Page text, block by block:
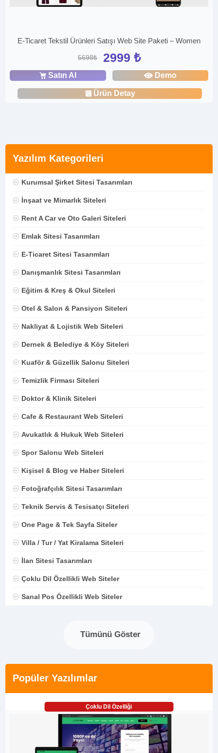
Yazılım Kategorileri
Kurumsal Şirket Sitesi Tasarımları
İnşaat ve Mimarlık Siteleri
Rent A Car ve Oto Galeri Siteleri
Emlak Sitesi Tasarımları
E-Ticaret Sitesi Tasarımları
Danışmanlık Sitesi Tasarımları
Eğitim & Kreş & Okul Siteleri
Otel & Salon & Pansiyon Siteleri
Nakliyat & Lojistik Web Siteleri
Dernek & Belediye & Köy Siteleri
Kuaför & Güzellik Salonu Siteleri
Temizlik Firması Siteleri
Doktor & Klinik Siteleri
Cafe & Restaurant Web Siteleri
Avukatlık & Hukuk Web Siteleri
Spor Salonu Web Siteleri
Kişisel & Blog ve Haber Siteleri
Fotoğrafçılık Sitesi Tasarımları
Teknik Servis & Tesisatçı Siteleri
One Page & Tek Sayfa Siteler
Villa / Tur / Yat Kiralama Siteleri
İlan Sitesi Tasarımları
Çoklu Dil Özellikli Web Siteler
Sanal Pos Özellikli Web Siteler
Tümünü Göster
Popüler Yazılımlar
Çoklu Dil Özelliği
E-Ticaret Tekstil Ürünleri Satışı Web Site Paketi – Women
5698₺ 2999 ₺
Satın Al Demo
Ürün Detay